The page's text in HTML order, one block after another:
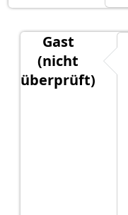
Gast
(nicht
überprüft)